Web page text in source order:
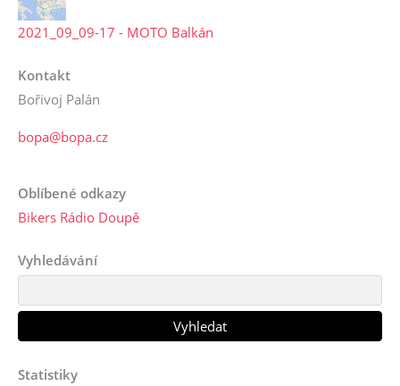
2021_09_09-17 - MOTO Balkán
Kontakt
Bořivoj Palán
bopa@bopa.cz
Oblíbené odkazy
Bikers Rádio Doupě
Vyhledávání
Statistiky